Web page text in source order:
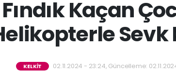
Kaçan
Sevk
KELKİT 02.11.2024 - 23:24, Güncelleme: